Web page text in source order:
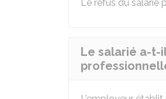
Le refus du salarié
Le salarié a-t-